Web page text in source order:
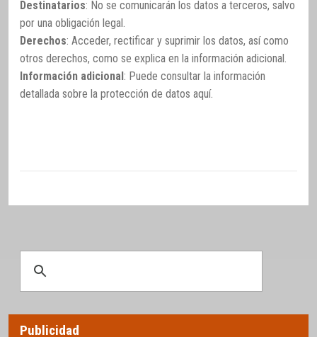
Destinatarios: No se comunicarán los datos a terceros, salvo
por una obligación legal.
Derechos: Acceder, rectificar y suprimir los datos, así como
otros derechos, como se explica en la información adicional.
Información adicional: Puede consultar la información
detallada sobre la protección de datos aquí.
Publicidad